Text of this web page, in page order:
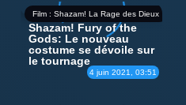
Film : Shazam! La Rage des Dieux
4 juin 2021, 03:51
Shazam! Fury of the
Gods: Le nouveau
costume se dévoile sur
le tournage